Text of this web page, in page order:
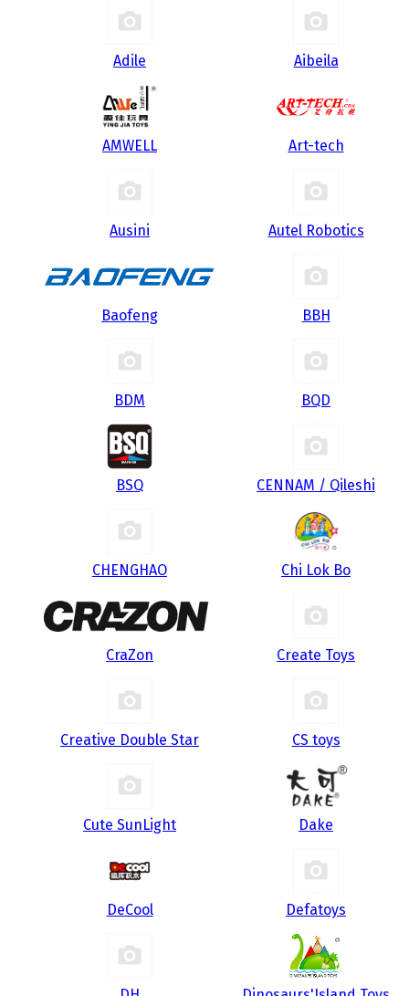
Adile Aibeila
AMWELL Art-tech
Ausini Autel Robotics
Baofeng BBH
BDM BQD
BSQ CENNAM / Qileshi
CHENGHAO Chi Lok Bo
CraZon Create Toys
Creative Double Star CS toys
Cute SunLight Dake
DeCool Defatoys